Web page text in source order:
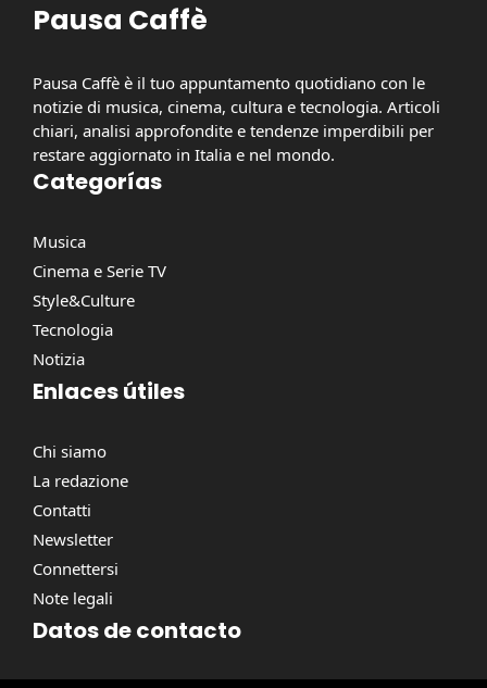
Pausa Caffè
Pausa Caffè è il tuo appuntamento quotidiano con le
notizie di musica, cinema, cultura e tecnologia. Articoli
chiari, analisi approfondite e tendenze imperdibili per
restare aggiornato in Italia e nel mondo.
Categorías
Musica
Cinema e Serie TV
Style&Culture
Tecnologia
Notizia
Enlaces útiles
Chi siamo
La redazione
Contatti
Newsletter
Connettersi
Note legali
Datos de contacto